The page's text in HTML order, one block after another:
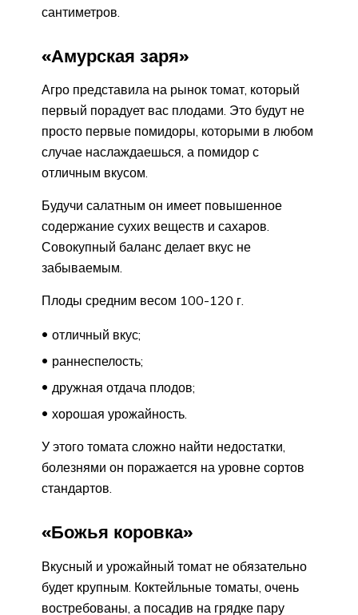
сантиметров.
«Амурская заря»
Агро представила на рынок томат, который
первый порадует вас плодами. Это будут не
просто первые помидоры, которыми в любом
случае наслаждаешься, а помидор с
отличным вкусом.
Будучи салатным он имеет повышенное
содержание сухих веществ и сахаров.
Совокупный баланс делает вкус не
забываемым.
Плоды средним весом 100-120 г.
отличный вкус;
раннеспелость;
дружная отдача плодов;
хорошая урожайность.
У этого томата сложно найти недостатки,
болезнями он поражается на уровне сортов
стандартов.
«Божья коровка»
Вкусный и урожайный томат не обязательно
будет крупным. Коктейльные томаты, очень
востребованы, а посадив на грядке пару